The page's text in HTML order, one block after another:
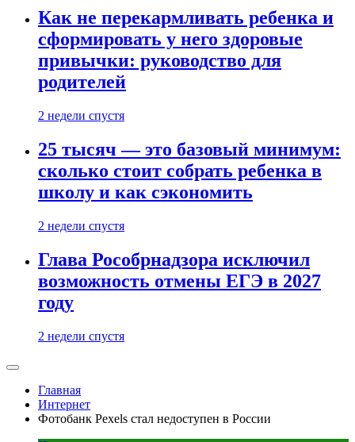
Как не перекармливать ребенка и
сформировать у него здоровые
привычки: руководство для
родителей
2 недели спустя
25 тысяч — это базовый минимум:
сколько стоит собрать ребенка в
школу и как сэкономить
2 недели спустя
Глава Рособрнадзора исключил
возможность отмены ЕГЭ в 2027
году
2 недели спустя
Главная
Интернет
Фотобанк Pexels стал недоступен в России